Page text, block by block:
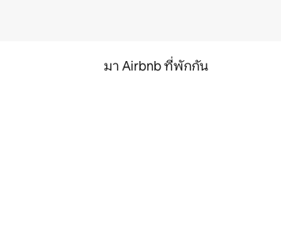
มา Airbnb ที่พักกัน